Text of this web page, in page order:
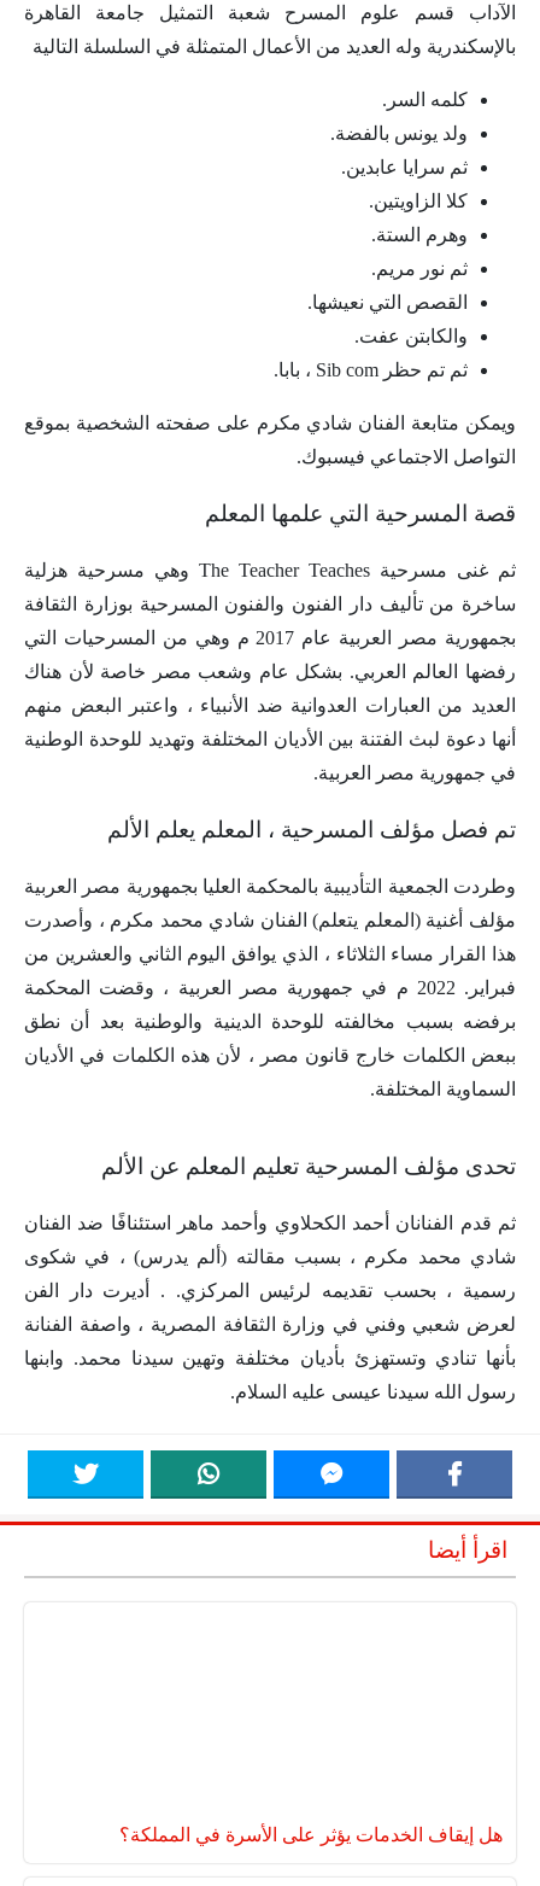
الآداب قسم علوم المسرح شعبة التمثيل جامعة القاهرة
بالإسكندرية وله العديد من الأعمال المتمثلة في السلسلة التالية
كلمه السر.
ولد يونس بالفضة.
ثم سرايا عابدين.
كلا الزاويتين.
وهرم الستة.
ثم نور مريم.
القصص التي نعيشها.
والكابتن عفت.
ثم تم حظر Sib com ، بابا.
ويمكن متابعة الفنان شادي مكرم على صفحته الشخصية بموقع
التواصل الاجتماعي فيسبوك.
قصة المسرحية التي علمها المعلم
ثم غنى مسرحية The Teacher Teaches وهي مسرحية هزلية
ساخرة من تأليف دار الفنون والفنون المسرحية بوزارة الثقافة
بجمهورية مصر العربية عام 2017 م وهي من المسرحيات التي
رفضها العالم العربي. بشكل عام وشعب مصر خاصة لأن هناك
العديد من العبارات العدوانية ضد الأنبياء ، واعتبر البعض منهم
أنها دعوة لبث الفتنة بين الأديان المختلفة وتهديد للوحدة الوطنية
في جمهورية مصر العربية.
تم فصل مؤلف المسرحية ، المعلم يعلم الألم
وطردت الجمعية التأديبية بالمحكمة العليا بجمهورية مصر العربية
مؤلف أغنية (المعلم يتعلم) الفنان شادي محمد مكرم ، وأصدرت
هذا القرار مساء الثلاثاء ، الذي يوافق اليوم الثاني والعشرين من
فبراير. 2022 م في جمهورية مصر العربية ، وقضت المحكمة
برفضه بسبب مخالفته للوحدة الدينية والوطنية بعد أن نطق
ببعض الكلمات خارج قانون مصر ، لأن هذه الكلمات في الأديان
السماوية المختلفة.
تحدى مؤلف المسرحية تعليم المعلم عن الألم
ثم قدم الفنانان أحمد الكحلاوي وأحمد ماهر استئنافًا ضد الفنان
شادي محمد مكرم ، بسبب مقالته (ألم يدرس) ، في شكوى
رسمية ، بحسب تقديمه لرئيس المركزي. . أديرت دار الفن
لعرض شعبي وفني في وزارة الثقافة المصرية ، واصفة الفنانة
بأنها تنادي وتستهزئ بأديان مختلفة وتهين سيدنا محمد. وابنها
رسول الله سيدنا عيسى عليه السلام.
اقرأ أيضا
هل إيقاف الخدمات يؤثر على الأسرة في المملكة؟